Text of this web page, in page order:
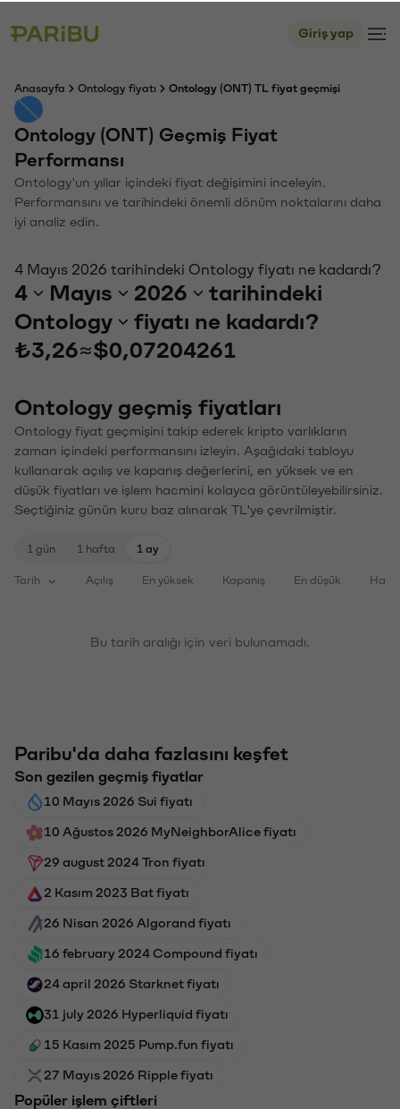
Giriş yap
Anasayfa Ontology fiyatı Ontology (ONT) TL fiyat geçmişi
Ontology (ONT) Geçmiş Fiyat
Performansı
Ontology'un yıllar içindeki fiyat değişimini inceleyin.
Performansını ve tarihindeki önemli dönüm noktalarını daha
iyi analiz edin.
4 Mayıs 2026 tarihindeki Ontology fiyatı ne kadardı?
4 Mayıs 2026
tarihindeki
Ontology
fiyatı ne kadardı?
₺3,26≈$0,07204261
Ontology geçmiş fiyatları
Ontology fiyat geçmişini takip ederek kripto varlıkların
zaman içindeki performansını izleyin. Aşağıdaki tabloyu
kullanarak açılış ve kapanış değerlerini, en yüksek ve en
düşük fiyatları ve işlem hacmini kolayca görüntüleyebilirsiniz.
Seçtiğiniz günün kuru baz alınarak TL'ye çevrilmiştir.
1 gün 1 hafta 1 ay
Tarih Açılış En yüksek Kapanış En düşük
Bu tarih aralığı için veri bulunamadı.
Paribu'da daha fazlasını keşfet
Son gezilen geçmiş fiyatlar
10 Mayıs 2026 Sui fiyatı
10 Ağustos 2026 MyNeighborAlice fiyatı
29 august 2024 Tron fiyatı
2 Kasım 2023 Bat fiyatı
26 Nisan 2026 Algorand fiyatı
16 february 2024 Compound fiyatı
24 april 2026 Starknet fiyatı
31 july 2026 Hyperliquid fiyatı
15 Kasım 2025 Pump.fun fiyatı
27 Mayıs 2026 Ripple fiyatı
Popüler işlem çiftleri